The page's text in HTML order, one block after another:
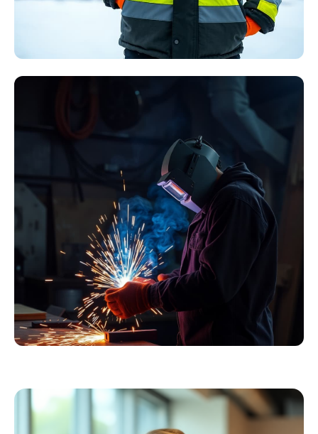
Winter Arbeitskleidung
Essentials
Schweißer
Profiausrüstung